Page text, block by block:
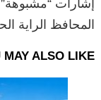
إشارات “مشبوهة”
المحافظ الراية
MAY ALSO LIKE